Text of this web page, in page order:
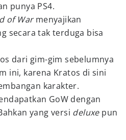
punya PS4.
of Warmenyajikan
secara tak terduga bisa
dari gim-gim sebelumnya
ini, karena Kratos di sini
karakter.
GoW dengan
yang versi deluxe pun